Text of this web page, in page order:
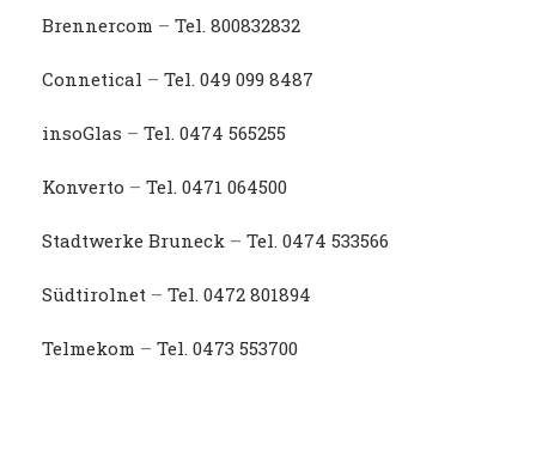
Brennercom – Tel. 800832832
Connetical – Tel. 049 099 8487
insoGlas – Tel. 0474 565255
Konverto – Tel. 0471 064500
Stadtwerke Bruneck – Tel. 0474 533566
Südtirolnet – Tel. 0472 801894
Telmekom – Tel. 0473 553700